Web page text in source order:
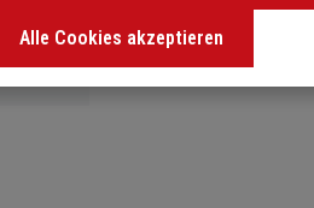
Alle Cookies akzeptieren